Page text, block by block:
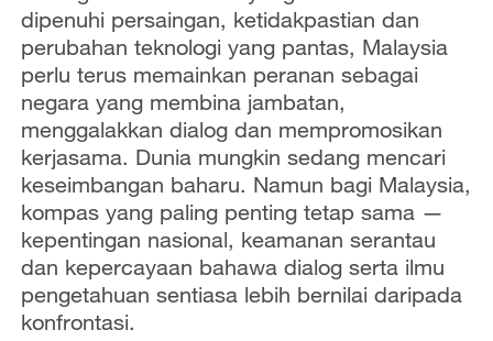
dipenuhi persaingan, ketidakpastian dan
perubahan teknologi yang pantas, Malaysia
perlu terus memainkan peranan sebagai
negara yang membina jambatan,
menggalakkan dialog dan mempromosikan
kerjasama. Dunia mungkin sedang mencari
keseimbangan baharu. Namun bagi Malaysia,
kompas yang paling penting tetap sama —
kepentingan nasional, keamanan serantau
dan kepercayaan bahawa dialog serta ilmu
pengetahuan sentiasa lebih bernilai daripada
konfrontasi.